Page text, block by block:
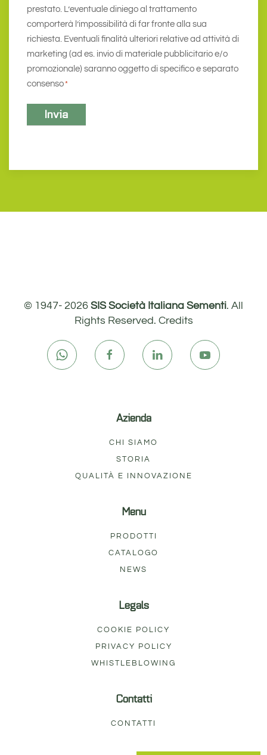
prestato. L’eventuale diniego al trattamento
comporterà l’impossibilità di far fronte alla sua
richiesta. Eventuali finalità ulteriori relative ad attività di
marketing (ad es. invio di materiale pubblicitario e/o
promozionale) saranno oggetto di specifico e separato
consenso*
© 1947- 2026 SIS Società Italiana Sementi. All
Rights Reserved. Credits
Azienda
CHI SIAMO
STORIA
QUALITÀ E INNOVAZIONE
Menu
PRODOTTI
CATALOGO
NEWS
Legals
COOKIE POLICY
PRIVACY POLICY
WHISTLEBLOWING
Contatti
CONTATTI